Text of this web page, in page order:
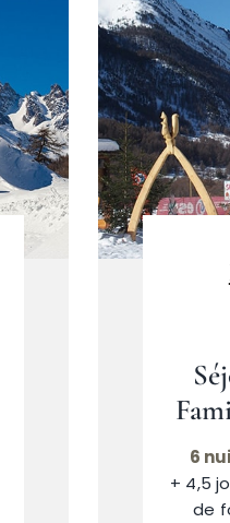
6
+ 4,5
de